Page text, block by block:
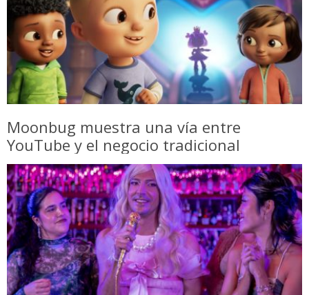
Moonbug muestra una vía entre
YouTube y el negocio tradicional